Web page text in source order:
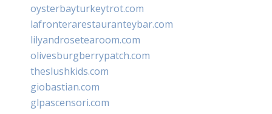
oysterbayturkeytrot.com
lafronterarestauranteybar.com
lilyandrosetearoom.com
olivesburgberrypatch.com
theslushkids.com
giobastian.com
glpascensori.com